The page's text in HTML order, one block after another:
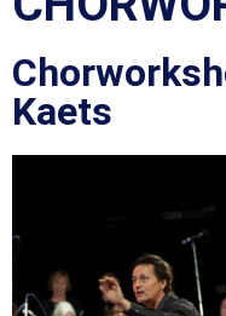
Kaets